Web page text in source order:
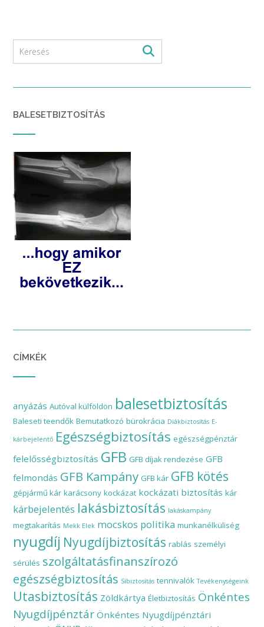
BALESETBIZTOSÍTÁS
CÍMKÉK
anyázás Autóval külföldön balesetbiztosítás
Baleseti teendők Bemutatkozó bürokrácia Diákbiztosítás E-
kárbejelentő Egészségbiztosítás egészségpénztár
felelősségbiztosítás GFB GFB díjak rendezése GFB
felmondás GFB Kampány GFB kár GFB kötés
gépjármű kár karácsony kockázat kockázati biztosítás kár
kárbejelentés lakásbiztosítás lakáskampány
megtakarítás Mekk Elek mocskos politika munkanélküliség
nyugdíj Nyugdíjbiztosítás rablás személyi
sérülés szolgáltatásfinanszírozó
egészségbiztosítás Síbiztosítás tennivalók Tevékenységeink
Utasbiztosítás Zöldkártya Életbiztosítás Önkéntes
Nyugdíjpénztár Önkéntes Nyugdíjpénztári